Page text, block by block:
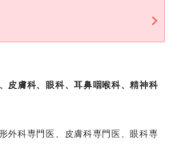
皮膚科、眼科、耳鼻咽喉科、精神科
外科専門医、皮膚科専門医、眼科専